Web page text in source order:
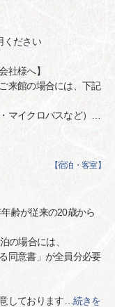
ください
社様へ】
来館の場合には、下記
イクロバスなど）
【宿泊・客室】
齢が従来の20歳から
の場合には、
同意書」が全員分必要
しております
続きを